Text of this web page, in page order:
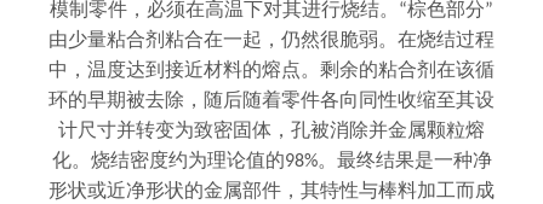
模制零件，必须在高温下对其进行烧结。“棕色部分”
由少量粘合剂粘合在一起，仍然很脆弱。在烧结过程
中，温度达到接近材料的熔点。剩余的粘合剂在该循
环的早期被去除，随后随着零件各向同性收缩至其设
计尺寸并转变为致密固体，孔被消除并金属颗粒熔
化。烧结密度约为理论值的98%。最终结果是一种净
形状或近净形状的金属部件，其特性与棒料加工而成